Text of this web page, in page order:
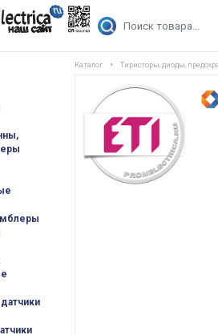
Каталог Тиристоры, диоды,